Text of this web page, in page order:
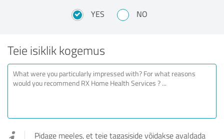
YES NO
Teie isiklik kogemus
Pidage meeles, et teie tagasiside võidakse avaldada